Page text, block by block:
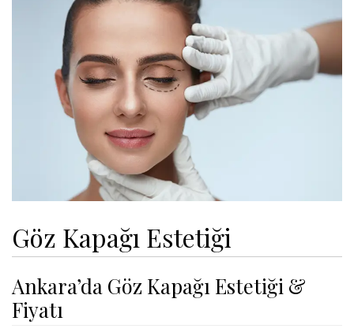
Göz Kapağı Estetiği
Ankara’da Göz Kapağı Estetiği &
Fiyatı